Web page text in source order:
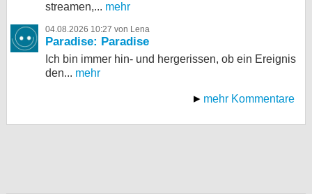
streamen,... mehr
04.08.2026 10:27 von Lena
Paradise: Paradise
Ich bin immer hin- und hergerissen, ob ein Ereignis
den... mehr
mehr Kommentare